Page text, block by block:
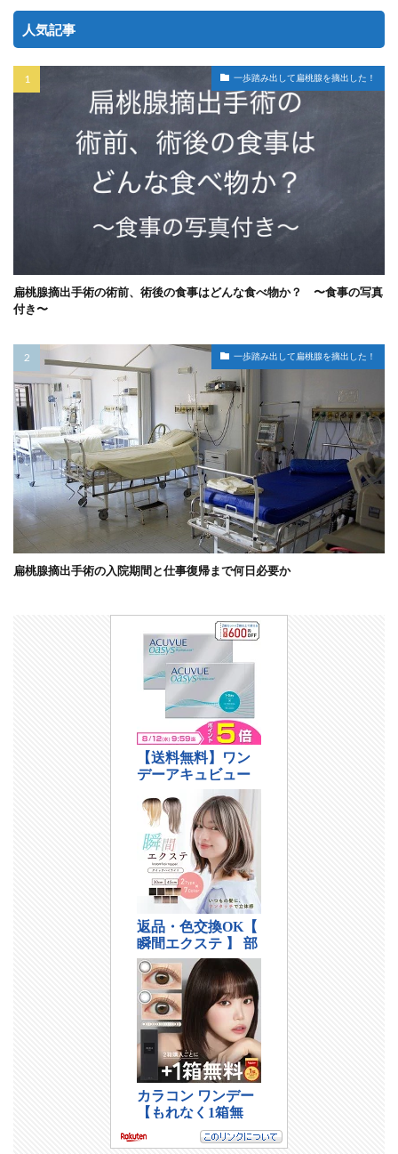
人気記事
一歩踏み出して扁桃腺を摘出した！
扁桃腺摘出手術の術前、術後の食事はどんな食べ物か？ 〜食事の写真
付き〜
一歩踏み出して扁桃腺を摘出した！
扁桃腺摘出手術の入院期間と仕事復帰まで何日必要か